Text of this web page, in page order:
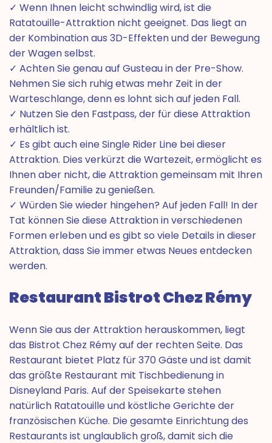
✓ Wenn Ihnen leicht schwindlig wird, ist die
Ratatouille-Attraktion nicht geeignet. Das liegt an
der Kombination aus 3D-Effekten und der Bewegung
der Wagen selbst.
✓ Achten Sie genau auf Gusteau in der Pre-Show.
Nehmen Sie sich ruhig etwas mehr Zeit in der
Warteschlange, denn es lohnt sich auf jeden Fall.
✓ Nutzen Sie den Fastpass, der für diese Attraktion
erhältlich ist.
✓ Es gibt auch eine Single Rider Line bei dieser
Attraktion. Dies verkürzt die Wartezeit, ermöglicht es
Ihnen aber nicht, die Attraktion gemeinsam mit Ihren
Freunden/Familie zu genießen.
✓ Würden Sie wieder hingehen? Auf jeden Fall! In der
Tat können Sie diese Attraktion in verschiedenen
Formen erleben und es gibt so viele Details in dieser
Attraktion, dass Sie immer etwas Neues entdecken
werden.
Restaurant Bistrot Chez Rémy
Wenn Sie aus der Attraktion herauskommen, liegt
das Bistrot Chez Rémy auf der rechten Seite. Das
Restaurant bietet Platz für 370 Gäste und ist damit
das größte Restaurant mit Tischbedienung in
Disneyland Paris. Auf der Speisekarte stehen
natürlich Ratatouille und köstliche Gerichte der
französischen Küche. Die gesamte Einrichtung des
Restaurants ist unglaublich groß, damit sich die